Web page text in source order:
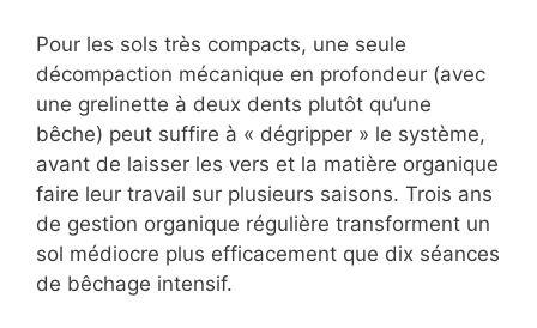
Pour les sols très compacts, une seule
décompaction mécanique en profondeur (avec
une grelinette à deux dents plutôt qu’une
bêche) peut suffire à « dégripper » le système,
avant de laisser les vers et la matière organique
faire leur travail sur plusieurs saisons. Trois ans
de gestion organique régulière transforment un
sol médiocre plus efficacement que dix séances
de bêchage intensif.